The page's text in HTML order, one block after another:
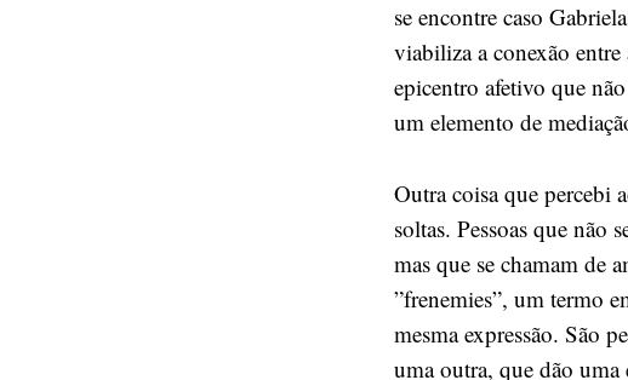
se encontre caso
viabiliza a conexão entre
epicentro afetivo que
um elemento de
Outra coisa que percebi
soltas. Pessoas que não
mas que se chamam de
”frenemies”, um termo
mesma expressão. São
uma outra, que dão